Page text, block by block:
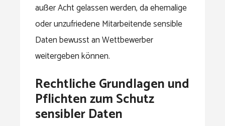
außer Acht gelassen werden, da ehemalige
oder unzufriedene Mitarbeitende sensible
Daten bewusst an Wettbewerber
weitergeben können.
Rechtliche Grundlagen und
Pflichten zum Schutz
sensibler Daten